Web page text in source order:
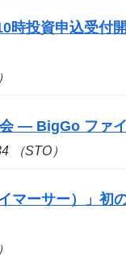
時投資申込受付
— BigGo ファ
（STO）
マーサー）」初